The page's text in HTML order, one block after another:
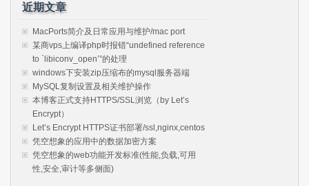
近期文章
MacPorts简介及日常应用与维护/mac port
某商vps上编译php时报错“undefined reference
to `libiconv_open’”的处理
windows下安装zip压缩布的mysql服务器端
MySQL复制设置及相关维护操作
本博客正式支持HTTPS/SSL浏览（by Let’s
Encrypt）
Let’s Encrypt HTTPS证书部署/ssl,nginx,centos
凭空想象的应用中的数据加密方案
凭空想象的web功能开发标准(性能,负载,可用
性,安全,审计等多侧面)